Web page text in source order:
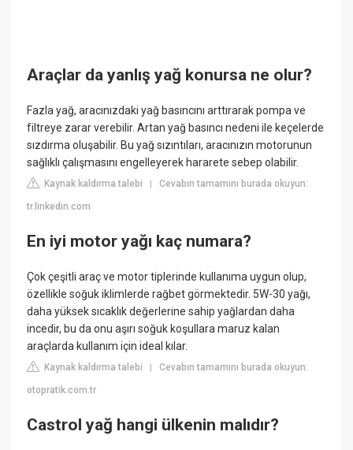
Araçlar da yanlış yağ konursa ne olur?
Fazla yağ, aracınızdaki yağ basıncını arttırarak pompa ve
filtreye zarar verebilir. Artan yağ basıncı nedeni ile keçelerde
sızdırma oluşabilir. Bu yağ sızıntıları, aracınızın motorunun
sağlıklı çalışmasını engelleyerek hararete sebep olabilir.
Kaynak kaldırma talebi |Cevabın tamamını burada okuyun:
tr.linkedin.com
En iyi motor yağı kaç numara?
Çok çeşitli araç ve motor tiplerinde kullanıma uygun olup,
özellikle soğuk iklimlerde rağbet görmektedir. 5W-30 yağı,
daha yüksek sıcaklık değerlerine sahip yağlardan daha
incedir, bu da onu aşırı soğuk koşullara maruz kalan
araçlarda kullanım için ideal kılar.
Kaynak kaldırma talebi |Cevabın tamamını burada okuyun:
otopratik.com.tr
Castrol yağ hangi ülkenin malıdır?